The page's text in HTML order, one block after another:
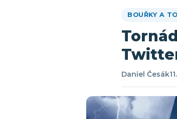
BOUŘKY A
Daniel Česák